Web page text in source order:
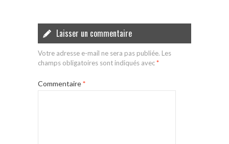
Laisser un commentaire
Votre adresse e-mail ne sera pas publiée. Les
champs obligatoires sont indiqués avec*
Commentaire*